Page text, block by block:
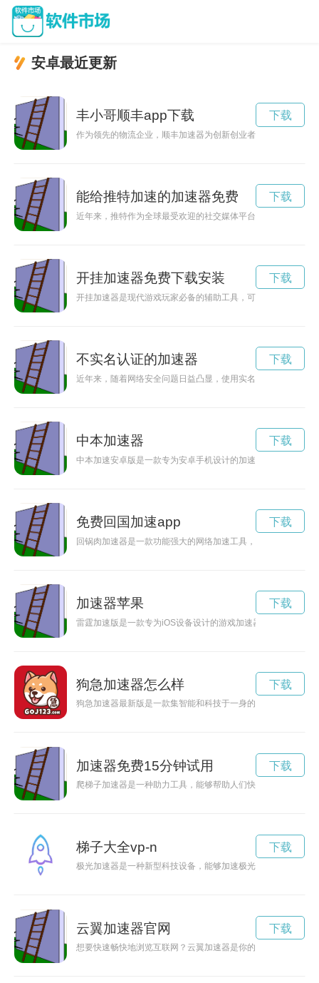
安卓最近更新
丰小哥顺丰app下载
作为领先的物流企业，顺丰加速器为创新创业者提供支持和投
下载
能给推特加速的加速器免费
近年来，推特作为全球最受欢迎的社交媒体平台之一，不仅成
下载
开挂加速器免费下载安装
开挂加速器是现代游戏玩家必备的辅助工具，可以提高游戏体
下载
不实名认证的加速器
近年来，随着网络安全问题日益凸显，使用实名加速器罗布乐
下载
中本加速器
中本加速安卓版是一款专为安卓手机设计的加速工具，能够帮
下载
免费回国加速app
回锅肉加速器是一款功能强大的网络加速工具，用户可以通过
下载
加速器苹果
雷霆加速版是一款专为iOS设备设计的游戏加速器，可以提升
下载
狗急加速器怎么样
狗急加速器最新版是一款集智能和科技于一身的狗管理工具，
下载
加速器免费15分钟试用
爬梯子加速器是一种助力工具，能够帮助人们快速攀登事业成
下载
梯子大全vp-n
极光加速器是一种新型科技设备，能够加速极光的形成过程，
下载
云翼加速器官网
想要快速畅快地浏览互联网？云翼加速器是你的不二选择！下
下载